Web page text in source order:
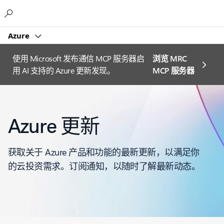
Azure
使用 Microsoft 发布通信 MCP 服务器启
用 AI 支持的 Azure 更新发现。
浏览 MRC
MCP 服务器
Azure 更新
获取关于 Azure 产品和功能的最新更新，以满足你
的云投资需求。订阅通知，以随时了解最新动态。